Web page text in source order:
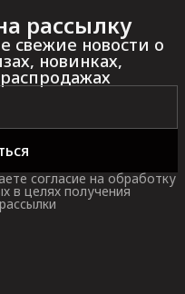
рассылку
свежие новости о
новинках,
согласие на обработку
в целях получения